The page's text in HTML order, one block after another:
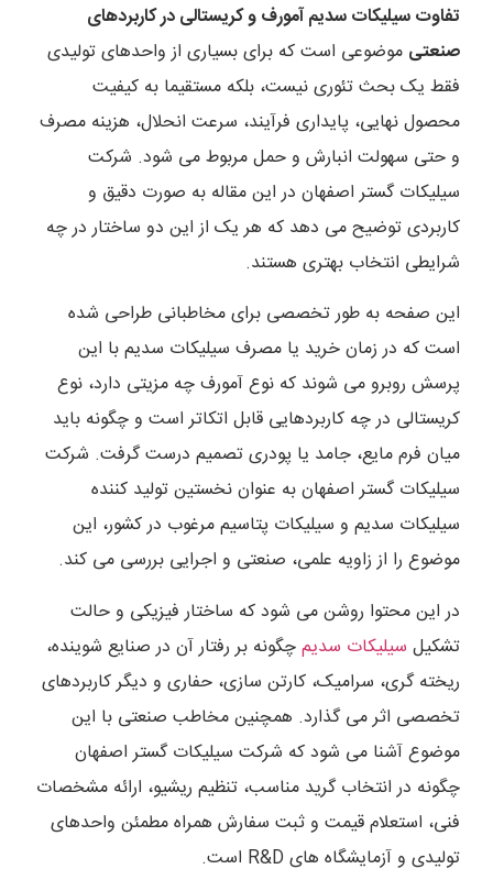
تفاوت سیلیکات سدیم آمورف و کریستالی در کاربردهای
صنعتی موضوعی است که برای بسیاری از واحدهای تولیدی
فقط یک بحث تئوری نیست، بلکه مستقیما به کیفیت
محصول نهایی، پایداری فرآیند، سرعت انحلال، هزینه مصرف
و حتی سهولت انبارش و حمل مربوط می شود. شرکت
سیلیکات گستر اصفهان در این مقاله به صورت دقیق و
کاربردی توضیح می دهد که هر یک از این دو ساختار در چه
شرایطی انتخاب بهتری هستند.
این صفحه به طور تخصصی برای مخاطبانی طراحی شده
است که در زمان خرید یا مصرف سیلیکات سدیم با این
پرسش روبرو می شوند که نوع آمورف چه مزیتی دارد، نوع
کریستالی در چه کاربردهایی قابل اتکاتر است و چگونه باید
میان فرم مایع، جامد یا پودری تصمیم درست گرفت. شرکت
سیلیکات گستر اصفهان به عنوان نخستین تولید کننده
سیلیکات سدیم و سیلیکات پتاسیم مرغوب در کشور، این
موضوع را از زاویه علمی، صنعتی و اجرایی بررسی می کند.
در این محتوا روشن می شود که ساختار فیزیکی و حالت
تشکیل سیلیکات سدیمچگونه بر رفتار آن در صنایع شوینده،
ریخته گری، سرامیک، کارتن سازی، حفاری و دیگر کاربردهای
تخصصی اثر می گذارد. همچنین مخاطب صنعتی با این
موضوع آشنا می شود که شرکت سیلیکات گستر اصفهان
چگونه در انتخاب گرید مناسب، تنظیم ریشیو، ارائه مشخصات
فنی، استعلام قیمت و ثبت سفارش همراه مطمئن واحدهای
تولیدی و آزمایشگاه های R&D است.